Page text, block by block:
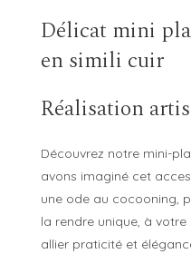
Délicat mini
en simili cuir
Réalisation
Découvrez notre mini-
avons imaginé cet
une ode au cocooning,
la rendre unique, à
allier praticité et